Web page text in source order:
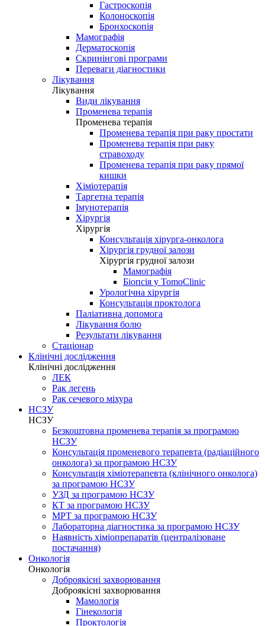
Гастроскопія
Колоноскопія
Бронхоскопія
Мамографія
Дерматоскопія
Скринінгові програми
Переваги діагностики
Лікування
Лікування
Види лікування
Променева терапія
Променева терапія
Променева терапія при раку простати
Променева терапія при раку
стравоходу
Променева терапія при раку прямої
кишки
Хіміотерапія
Таргетна терапія
Імунотерапія
Хірургія
Хірургія
Консультація хірурга-онколога
Хірургія грудної залози
Хірургія грудної залози
Мамографія
Біопсія у TomoClinic
Урологічна хірургія
Консультація проктолога
Паліативна допомога
Лікування болю
Результати лікування
Стаціонар
Клінічні дослідження
Клінічні дослідження
ЛЕК
Рак легень
Рак сечевого міхура
НСЗУ
НСЗУ
Безкоштовна променева терапія за програмою
НСЗУ
Консультація променевого терапевта (радіаційного
онколога) за програмою НСЗУ
Консультація хіміотерапевта (клінічного онколога)
за програмою НСЗУ
УЗД за програмою НСЗУ
КТ за програмою НСЗУ
МРТ за програмою НСЗУ
Лабораторна діагностика за програмою НСЗУ
Наявність хіміопрепаратів (централізоване
постачання)
Онкологія
Онкологія
Доброякісні захворювання
Доброякісні захворювання
Мамологія
Гінекологія
Проктологія